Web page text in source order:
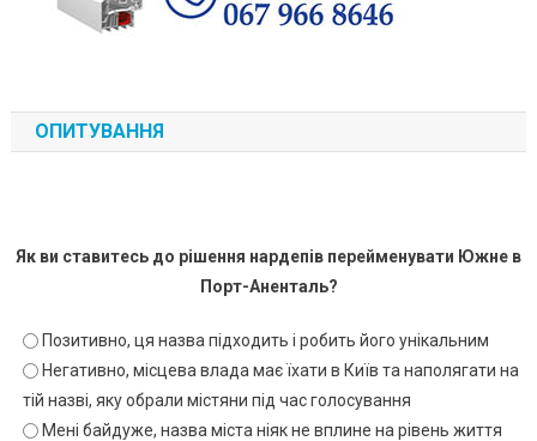
ОПИТУВАННЯ
Як ви ставитесь до рішення нардепів перейменувати Южне в
Порт-Аненталь?
Позитивно, ця назва підходить і робить його унікальним
Негативно, місцева влада має їхати в Київ та наполягати на
тій назві, яку обрали містяни під час голосування
Мені байдуже, назва міста ніяк не вплине на рівень життя